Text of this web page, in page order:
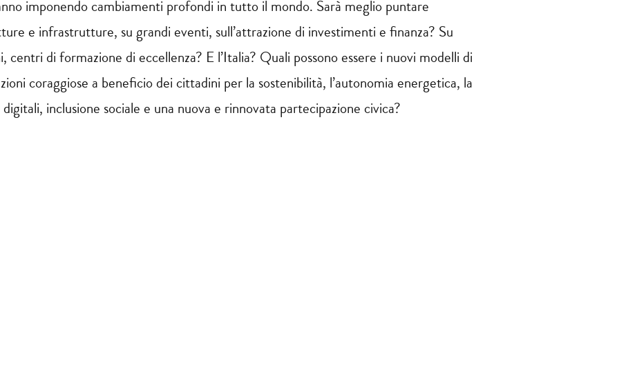
imponendo cambiamenti profondi in tutto il mondo. Sarà meglio puntare
e infrastrutture, su grandi eventi, sull’attrazione di investimenti e finanza? Su
centri di formazione di eccellenza? E l’Italia? Quali possono essere i nuovi modelli di
coraggiose a beneficio dei cittadini per la sostenibilità, l’autonomia energetica, la
inclusione sociale e una nuova e rinnovata partecipazione civica?